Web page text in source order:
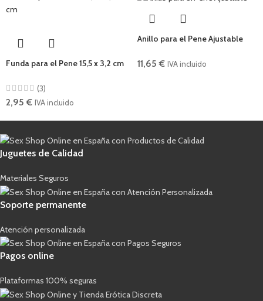
Funda para el Pene 15,5 x 3,2 cm
(3)
2,95€ IVA incluido
Anillo para el Pene Ajustable
11,65€ IVA incluido
Juguetes de Calidad
Materiales Seguros
Soporte permanente
Atención personalizada
Pagos online
Plataformas 100% seguras